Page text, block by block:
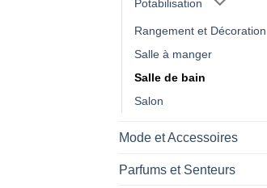
Potabilisation
Rangement et Décoration
Salle à manger
Salle de bain
Salon
Mode et Accessoires
Parfums et Senteurs